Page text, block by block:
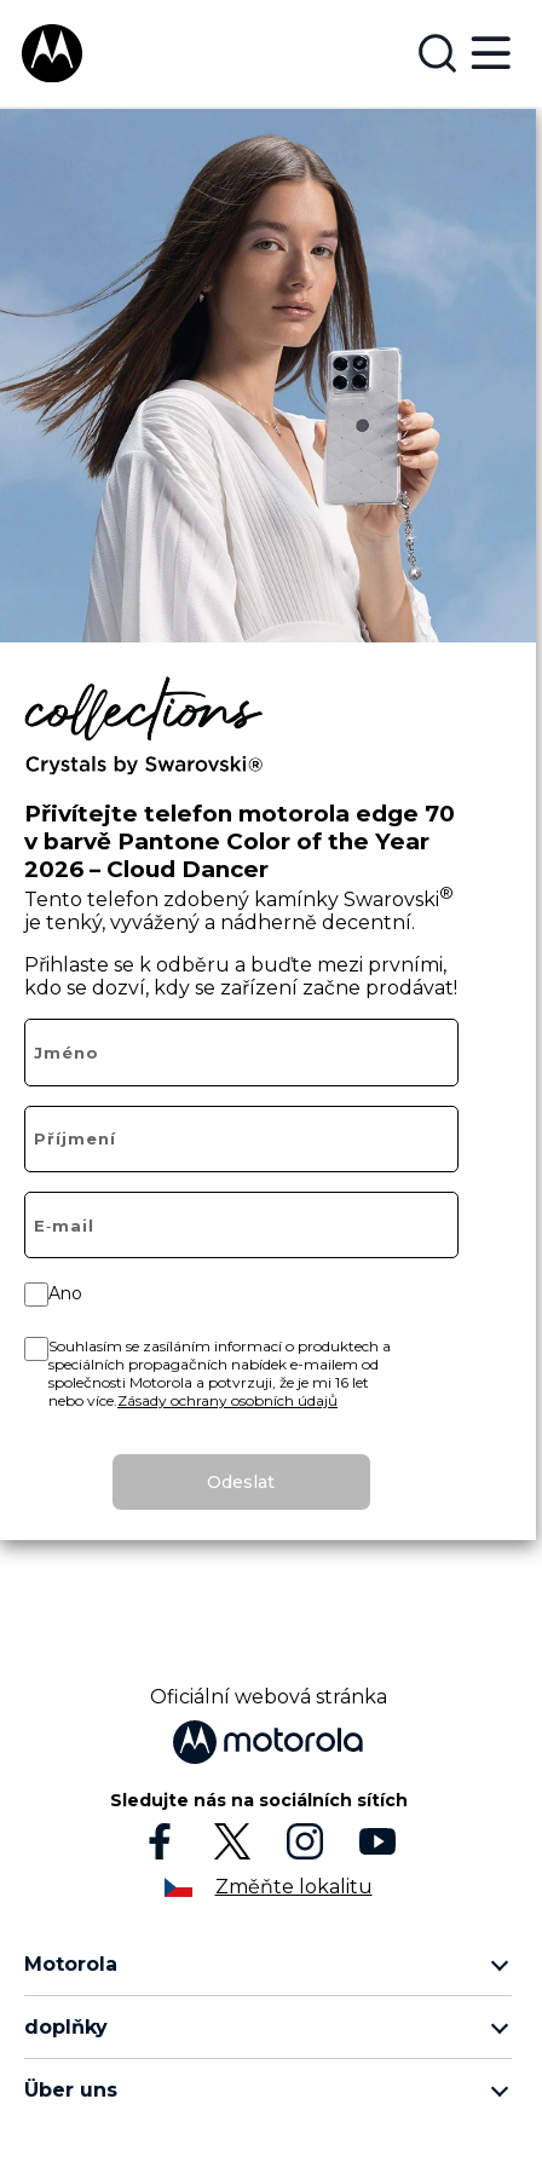
Přivítejte telefon motorola edge 70
v barvě Pantone Color of the Year
2026 – Cloud Dancer
Tento telefon zdobený kamínky Swarovski®
je tenký, vyvážený a nádherně decentní.
Přihlaste se k odběru a buďte mezi prvními,
kdo se dozví, kdy se zařízení začne prodávat!
Ano
Souhlasím se zasíláním informací o produktech a
speciálních propagačních nabídek e-mailem od
společnosti Motorola a potvrzuji, že je mi 16 let
nebo více. Zásady ochrany osobních údajů
Odeslat
Oficiální webová stránka
Sledujte nás na sociálních sítích
Změňte lokalitu
Motorola
rada moto g
doplňky
veškeré příslušenství
Über uns